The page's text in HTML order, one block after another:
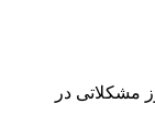
مشکلاتی در